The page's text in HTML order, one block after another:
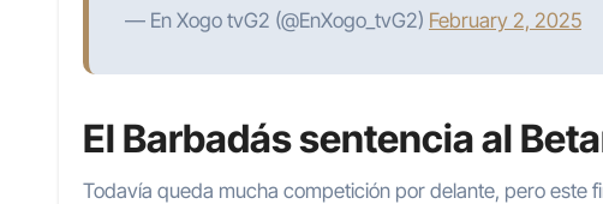
— En Xogo tvG2 (@EnXogo_tvG2) February 2, 2025
El Barbadás sentencia al
Todavía queda mucha competición por delante, pero este